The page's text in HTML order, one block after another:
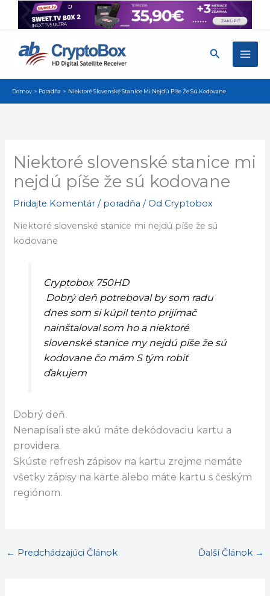
Preskočiť
Hľadať
Domov Poradňa Niektoré Slovenské Stanice Mi Nejdú Píše Že Sú Kodovane
Niektoré slovenské stanice mi
nejdú píše že sú kodovane
Pridajte Komentár / poradňa / Od Cryptobox
Niektoré slovenské stanice mi nejdú píše že sú
kodovane
Cryptobox 750HD
Dobrý deň potreboval by som radu
dnes som si kúpil tento prijímač
nainštaloval som ho a niektoré
slovenské stanice my nejdú píše že sú
kodovane čo mám S tým robiť
ďakujem
Dobrý deň.
Nenapísali ste akú máte dekódovaciu kartu a
providera.
Skúste refresh zápisov na kartu zrejme nemáte
všetky zápisy na karte alebo máte kartu s českým
regiónom.
← Predchádzajúci Článok Ďalší Článok →